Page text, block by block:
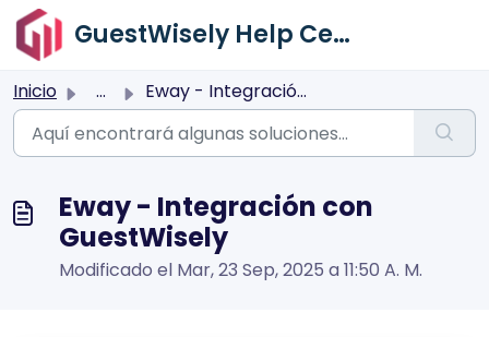
Saltar al contenido principal
GuestWisely Help Center
Inicio ... Eway - Integración con GuestWisely
Eway - Integración con
GuestWisely
Modificado el Mar, 23 Sep, 2025 a 11:50 A. M.